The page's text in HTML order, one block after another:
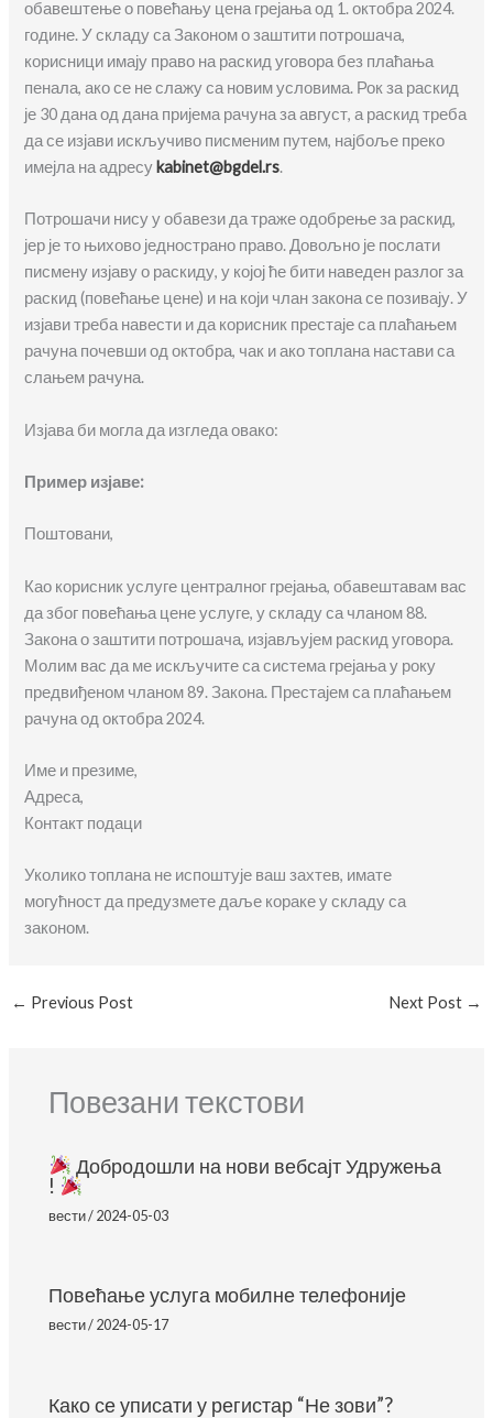
обавештење о повећању цена грејања од 1. октобра 2024.
године. У складу са Законом о заштити потрошача,
корисници имају право на раскид уговора без плаћања
пенала, ако се не слажу са новим условима. Рок за раскид
је 30 дана од дана пријема рачуна за август, а раскид треба
да се изјави искључиво писменим путем, најбоље преко
имејла на адресу kabinet@bgdel.rs.
Потрошачи нису у обавези да траже одобрење за раскид,
јер је то њихово једнострано право. Довољно је послати
писмену изјаву о раскиду, у којој ће бити наведен разлог за
раскид (повећање цене) и на који члан закона се позивају. У
изјави треба навести и да корисник престаје са плаћањем
рачуна почевши од октобра, чак и ако топлана настави са
слањем рачуна.
Изјава би могла да изгледа овако:
Пример изјаве:
Поштовани,
Као корисник услуге централног грејања, обавештавам вас
да због повећања цене услуге, у складу са чланом 88.
Закона о заштити потрошача, изјављујем раскид уговора.
Молим вас да ме искључите са система грејања у року
предвиђеном чланом 89. Закона. Престајем са плаћањем
рачуна од октобра 2024.
Име и презиме,
Адреса,
Контакт подаци
Уколико топлана не испоштује ваш захтев, имате
могућност да предузмете даље кораке у складу са
законом.
← Previous Post Next Post →
Повезани текстови
Добродошли на нови вебсајт Удружења
!
вести/2024-05-03
Повећање услуга мобилне телефоније
вести/2024-05-17
Како се уписати у регистар “Не зови”?